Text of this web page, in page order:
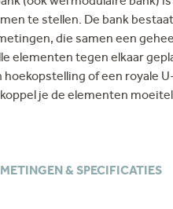
te stellen. De bank
die samen een
elementen tegen elkaar
hoekopstelling of een royale
je de elementen
& SPECIFICATIES